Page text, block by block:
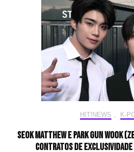
HIT!NEWS , K-
SEOK MATTHEW e PARK GUN WOOK
contratos de exclusividade